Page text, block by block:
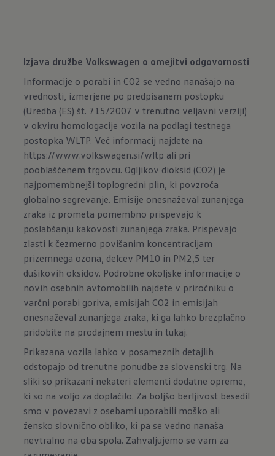
Izjava družbe Volkswagen o omejitvi odgovornosti
Informacije o porabi in CO2 se vedno nanašajo na
vrednosti, izmerjene po predpisanem postopku
(Uredba (ES) št. 715/2007 v trenutno veljavni verziji)
v okviru homologacije vozila na podlagi testnega
postopka WLTP. Več informacij najdete na
https://www.volkswagen.si/wltp ali pri
pooblaščenem trgovcu. Ogljikov dioksid (CO2) je
najpomembnejši toplogredni plin, ki povzroča
globalno segrevanje. Emisije onesnaževal zunanjega
zraka iz prometa pomembno prispevajo k
poslabšanju kakovosti zunanjega zraka. Prispevajo
zlasti k čezmerno povišanim koncentracijam
prizemnega ozona, delcev PM10 in PM2,5 ter
dušikovih oksidov. Podrobne okoljske informacije o
novih osebnih avtomobilih najdete v priročniku o
varčni porabi goriva, emisijah CO2 in emisijah
onesnaževal zunanjega zraka, ki ga lahko brezplačno
pridobite na prodajnem mestu intukaj.
Prikazana vozila lahko v posameznih detajlih
odstopajo od trenutne ponudbe za slovenski trg. Na
sliki so prikazani nekateri elementi dodatne opreme,
ki so na voljo za doplačilo. Za boljšo berljivost besedil
smo v povezavi z osebami uporabili moško ali
žensko slovnično obliko, ki pa se vedno nanaša
nevtralno na oba spola. Zahvaljujemo se vam za